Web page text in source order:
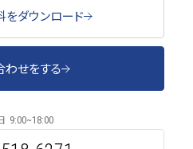
をダウンロード
わせをする
9:00~18:00